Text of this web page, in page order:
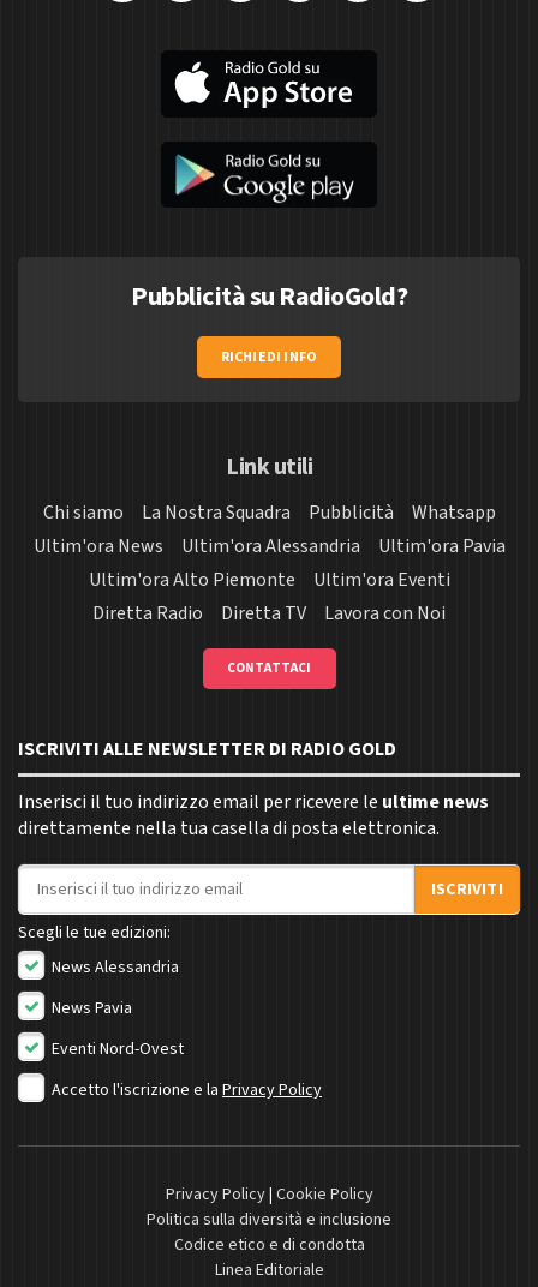
Pubblicità su RadioGold?
RICHIEDI INFO
Link utili
Chi siamo La Nostra Squadra Pubblicità
Whatsapp
Ultim'ora News
Ultim'ora Alessandria
Ultim'ora Pavia
Ultim'ora Alto Piemonte
Ultim'ora Eventi
Diretta Radio
Diretta TV Lavora con Noi
CONTATTACI
ISCRIVITI ALLE NEWSLETTER DI RADIO GOLD
Inserisci il tuo indirizzo email per ricevere le ultime news
direttamente nella tua casella di posta elettronica.
Indirizzo email
ISCRIVITI
Scegli le tue edizioni:
News Alessandria
News Pavia
Eventi Nord-Ovest
Accetto l'iscrizione e la Privacy Policy
Privacy Policy| Cookie Policy
Politica sulla diversità e inclusione
Codice etico e di condotta
Linea Editoriale